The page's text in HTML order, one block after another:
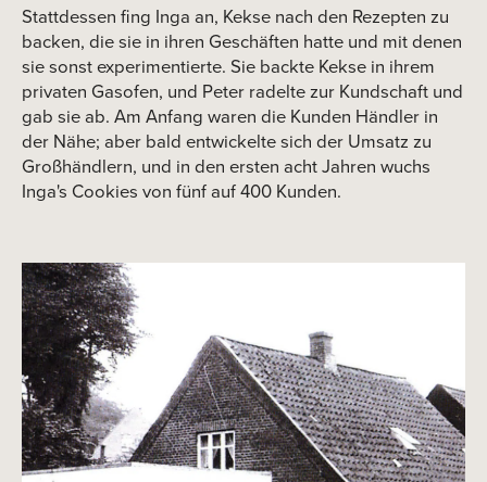
2019
2020
2021
Stattdessen fing Inga an, Kekse nach den Rezepten zu
backen, die sie in ihren Geschäften hatte und mit denen
sie sonst experimentierte. Sie backte Kekse in ihrem
privaten Gasofen, und Peter radelte zur Kundschaft und
gab sie ab. Am Anfang waren die Kunden Händler in
der Nähe; aber bald entwickelte sich der Umsatz zu
Großhändlern, und in den ersten acht Jahren wuchs
Inga's Cookies von fünf auf 400 Kunden.